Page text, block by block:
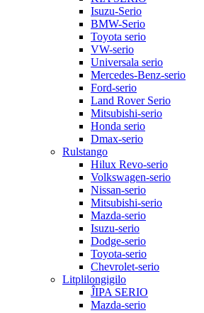
Isuzu-Serio
BMW-Serio
Toyota serio
VW-serio
Universala serio
Mercedes-Benz-serio
Ford-serio
Land Rover Serio
Mitsubishi-serio
Honda serio
Dmax-serio
Rulstango
Hilux Revo-serio
Volkswagen-serio
Nissan-serio
Mitsubishi-serio
Mazda-serio
Isuzu-serio
Dodge-serio
Toyota-serio
Chevrolet-serio
Litplilongigilo
ĴIPA SERIO
Mazda-serio